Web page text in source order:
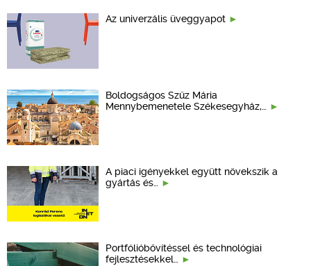
Az univerzális üveggyapot
Boldogságos Szűz Mária
Mennybemenetele Székesegyház,…
A piaci igényekkel együtt növekszik a
gyártás és…
Portfólióbővítéssel és technológiai
fejlesztésekkel…